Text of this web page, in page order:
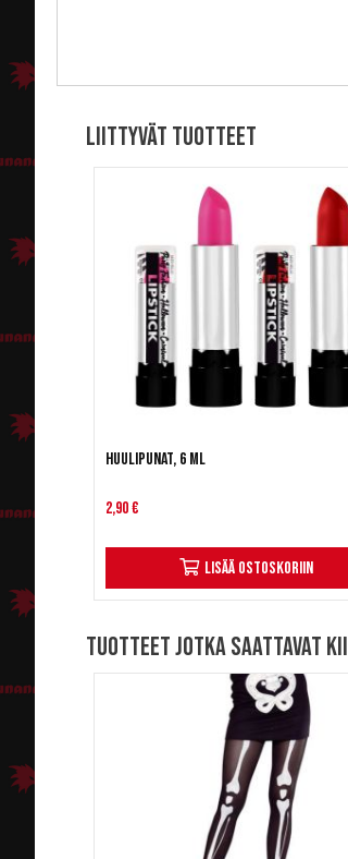
Liittyvät tuotteet
Huulipunat, 6 ml
2,90 €
Lisää ostoskoriin
Tuotteet jotka saattavat